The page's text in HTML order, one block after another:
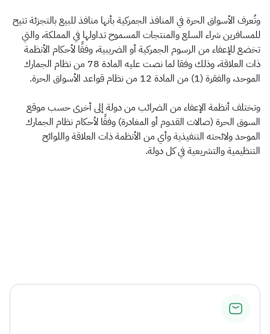
وتُعرف الأسواق الحرة في المنافذ الجمركية بأنها منافذ للبيع بالتجزئة تتيح
للمسافرين شراء السلع والمنتجات المسموح تداولها في المملكة، والتي
تخضع للإعفاء من الرسوم الجمركية أو الضريبية، وفقًا لأحكام الأنظمة
ذات العلاقة، وذلك وفقا لما نصت عليه المادة 78 من نظام الجمارك
الموحد، والفقرة (1) من المادة 12 من نظام قواعد الأسواق الحرة.
وتختلف أنظمة الإعفاء من الضرائب من دولة إلى أخرى حسب موقع
السوق الحرة (صالات القدوم أو المغادرة) وفقًا لأحكام نظام الجمارك
الموحد ولائحته التنفيذية وأي من الأنظمة ذات العلاقة واللوائح
التنظيمية والتشريعية في كل دولة.